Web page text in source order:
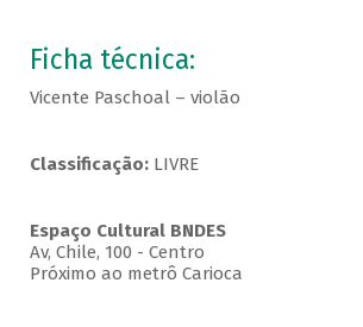
Ficha técnica:
Vicente Paschoal – violão
Classificação:LIVRE
Espaço Cultural BNDES
Av, Chile, 100 - Centro
Próximo ao metrô Carioca